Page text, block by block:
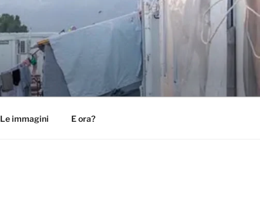
Le immagini E ora?